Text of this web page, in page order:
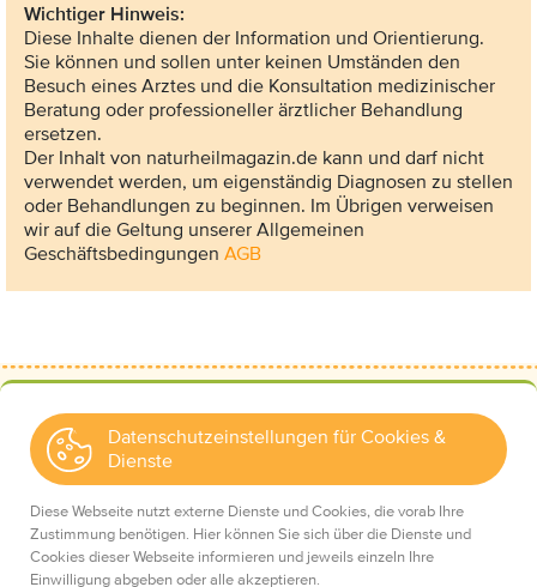
Wichtiger Hinweis:
Diese Inhalte dienen der Information und Orientierung.
Sie können und sollen unter keinen Umständen den
Besuch eines Arztes und die Konsultation medizinischer
Beratung oder professioneller ärztlicher Behandlung
ersetzen.
Der Inhalt von naturheilmagazin.de kann und darf nicht
verwendet werden, um eigenständig Diagnosen zu stellen
oder Behandlungen zu beginnen. Im Übrigen verweisen
wir auf die Geltung unserer Allgemeinen
Geschäftsbedingungen AGB
Mediadaten
Datenschutzeinstellungen für Cookies &
Dienste
Diese Webseite nutzt externe Dienste und Cookies, die vorab Ihre
Zustimmung benötigen. Hier können Sie sich über die Dienste und
Cookies dieser Webseite informieren und jeweils einzeln Ihre
Einwilligung abgeben oder alle akzeptieren.